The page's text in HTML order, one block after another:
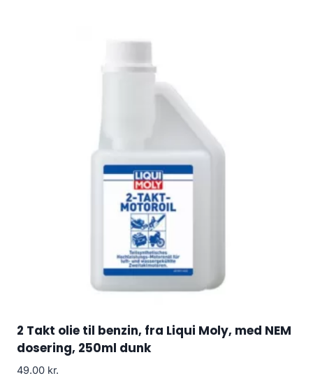
2 Takt olie til benzin, fra Liqui Moly, med NEM
dosering, 250ml dunk
49.00 kr.